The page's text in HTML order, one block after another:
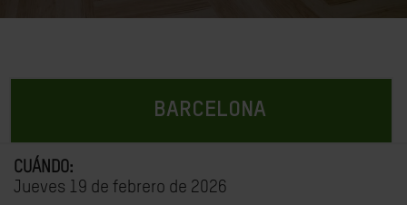
BARCELONA
CUÁNDO:
Jueves 19 de febrero de 2026